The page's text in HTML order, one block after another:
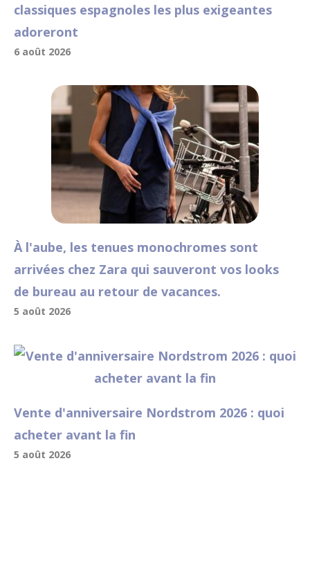
classiques espagnoles les plus exigeantes
adoreront
6 août 2026
À l'aube, les tenues monochromes sont
arrivées chez Zara qui sauveront vos looks
de bureau au retour de vacances.
5 août 2026
Vente d'anniversaire Nordstrom 2026 : quoi
acheter avant la fin
5 août 2026